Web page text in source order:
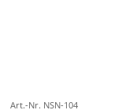
Art.-Nr. NSN-104